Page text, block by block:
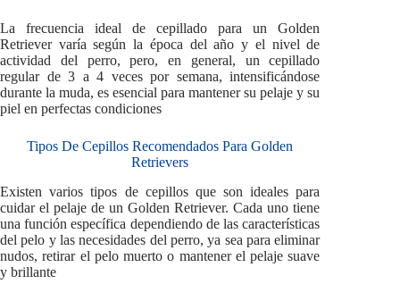
La frecuencia ideal de cepillado para un Golden
Retriever varía según la época del año y el nivel de
actividad del perro, pero, en general, un cepillado
regular de 3 a 4 veces por semana, intensificándose
durante la muda, es esencial para mantener su pelaje y su
piel en perfectas condiciones
Tipos De Cepillos Recomendados Para Golden
Retrievers
Existen varios tipos de cepillos que son ideales para
cuidar el pelaje de un Golden Retriever. Cada uno tiene
una función específica dependiendo de las características
del pelo y las necesidades del perro, ya sea para eliminar
nudos, retirar el pelo muerto o mantener el pelaje suave
y brillante